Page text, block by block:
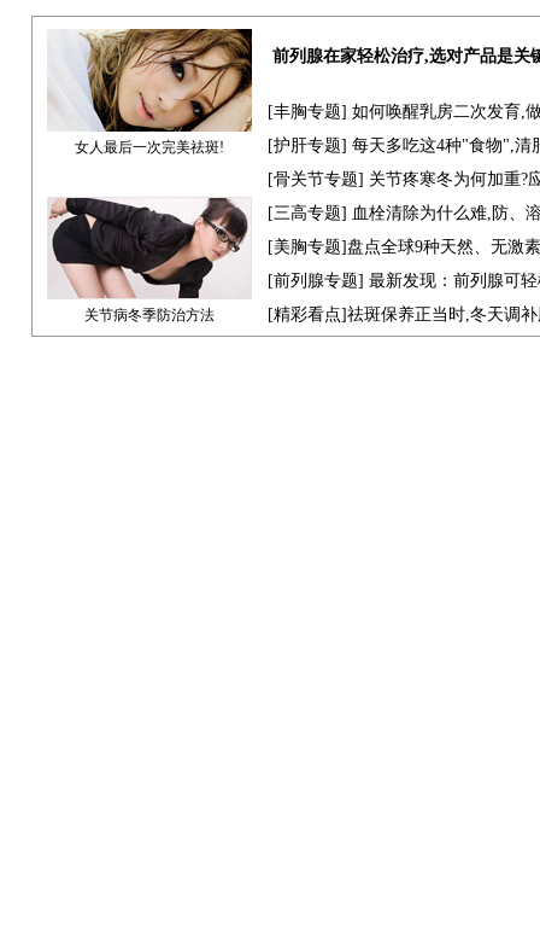
女人最后一次完美祛斑!
前列腺在家轻松治疗,选对产品是关
[丰胸专题] 如何唤醒乳房二次发育,
[护肝专题] 每天多吃这4种"食物",清
[骨关节专题] 关节疼寒冬为何加重?
关节病冬季防治方法
[三高专题] 血栓清除为什么难,防、
[美胸专题]盘点全球9种天然、无激
[前列腺专题] 最新发现：前列腺可
[精彩看点]祛斑保养正当时,冬天调